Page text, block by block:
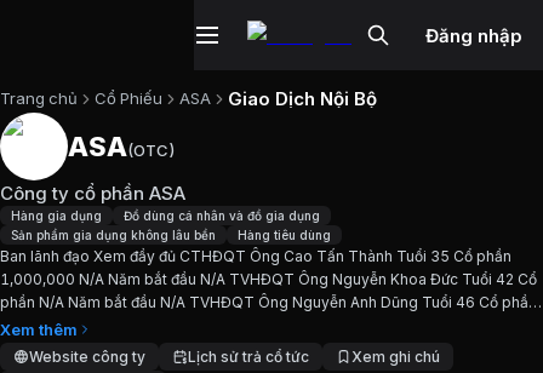
Đăng nhập
Trang chủ Cổ Phiếu ASA Giao Dịch Nội Bộ
Cổ phiếuASA
Cập nhật: 10/2/2026 .
Ngành:Hàng gia dụng, Đồ dùng cá nhân và đồ gia dụng,
Giới thiệu
ASA(OTC)
Công ty cổ phần ASA
Hàng gia dụng
Đồ dùng cá nhân và đồ gia dụng
Sản phẩm gia dụng không lâu bền
Hàng tiêu dùng
Ban lãnh đạo Xem đầy đủ CTHĐQT Ông Cao Tấn Thành Tuổi 35 Cổ phần
1,000,000 N/A Năm bắt đầu N/A TVHĐQT Ông Nguyễn Khoa Đức Tuổi 42 Cổ
phần N/A Năm bắt đầu N/A TVHĐQT Ông Nguyễn Anh Dũng Tuổi 46 Cổ phần
-2 N/A Năm bắt đầu N/A TGĐ Ông Hoàng Cường Tuổi 46 Cổ phần...
Xem thêm
Website công ty Lịch sử trả cổ tức
Xem ghi chú